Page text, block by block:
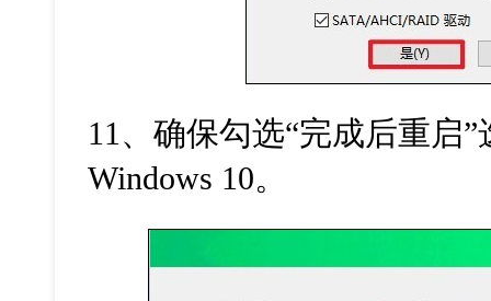
11、确保勾选“完成后重启
Windows 10。